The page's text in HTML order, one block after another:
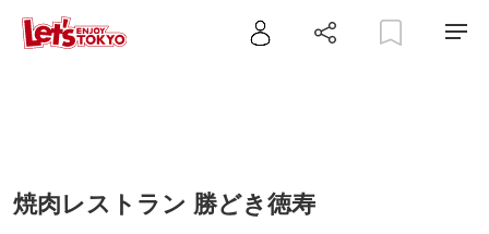
焼肉レストラン 勝どき徳寿